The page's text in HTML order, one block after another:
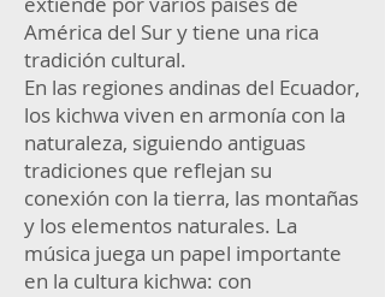
América del Sur y tiene una rica
tradición cultural.
En las regiones andinas del Ecuador,
los kichwa viven en armonía con la
naturaleza, siguiendo antiguas
tradiciones que reflejan su
conexión con la tierra, las montañas
y los elementos naturales. La
música juega un papel importante
en la cultura kichwa: con